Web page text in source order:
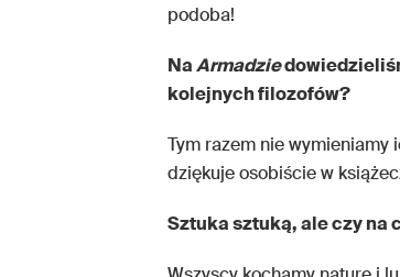
podoba!
NaArmadzie
kolejnych filozofów?
Tym razem nie wymieniamy
dziękuje osobiście w
Sztuka sztuką, ale czy na